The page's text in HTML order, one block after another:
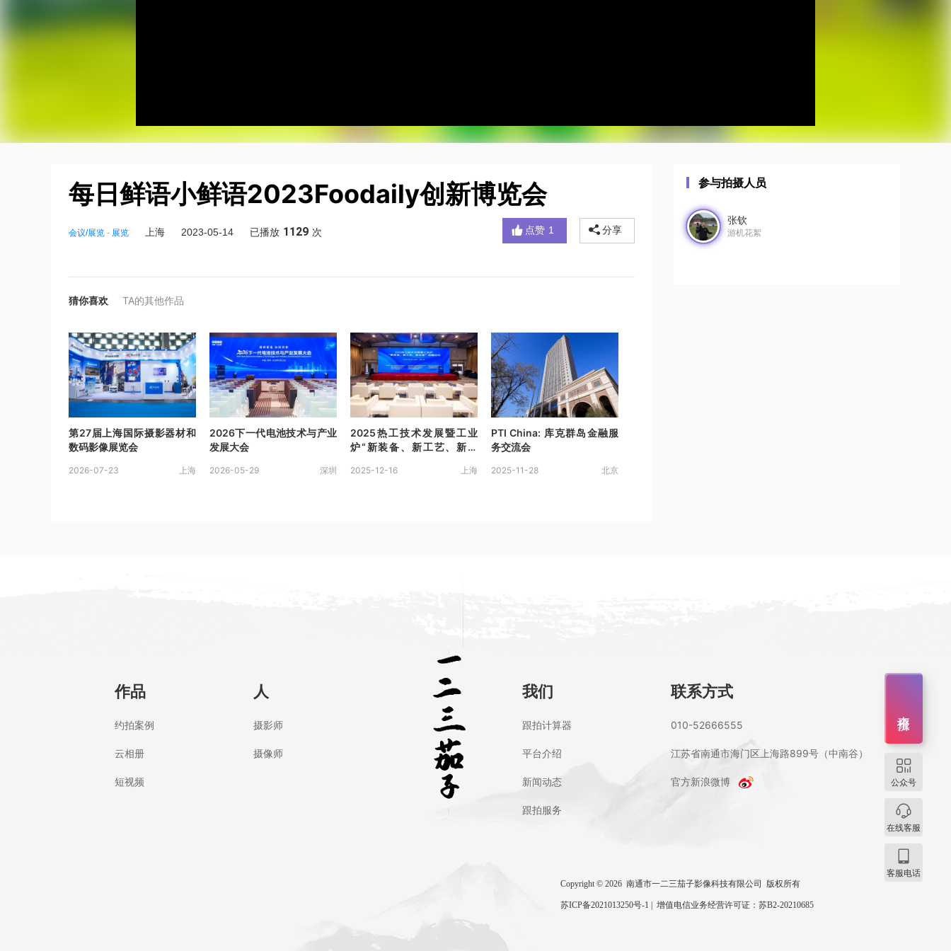
每日鲜语小鲜语2023Foodaily创新博览会
会议/展览 - 展览 上海 2023-05-14 已播放 1129 次 点赞 1 分享
猜你喜欢 TA的其他作品
第27届上海国际摄影器材和
数码影像展览会
2026-07-23 上海
2026下一代电池技术与产业
发展大会
2026-05-29 深圳
2025热工技术发展暨工业
炉“新装备、新工艺、新发
2025-12-16 上海
PTI China: 库克群岛金融服
务交流会
2025-11-28 北京
参与拍摄人员
张钦
游机花絮
作品
约拍案例
云相册
短视频
人
摄影师
摄像师
我们
跟拍计算器
平台介绍
新闻动态
跟拍服务
联系方式
010-52666555
江苏省南通市海门区上海路899号（中南谷）
官方新浪微博
Copyright © 2026 南通市一二三茄子影像科技有限公司 版权所有
苏ICP备2021013250号-1 增值电信业务经营许可证：苏B2-20210685
公众号
在线客服
客服电话